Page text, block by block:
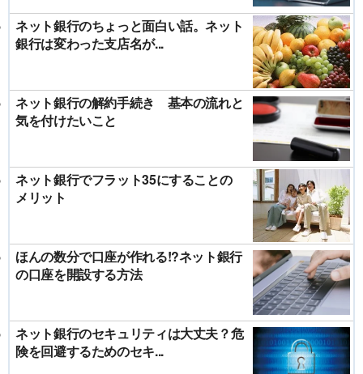
ネット銀行のちょっと面白い話。ネット
銀行は変わった支店名が...
ネット銀行の解約手続き 基本の流れと
気を付けたいこと
ネット銀行でフラット35にすることの
メリット
ほんの数分で口座が作れる!?ネット銀行
の口座を開設する方法
ネット銀行のセキュリティは大丈夫？危
険を回避するためのセキ...